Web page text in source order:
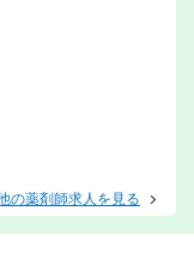
の薬剤師求人を見る